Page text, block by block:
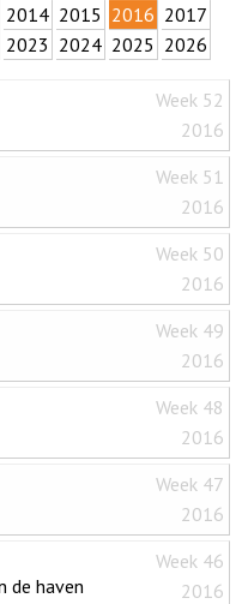
2014 2015 2016 2017
2023 2024 2025 2026
Week 52
2016
Week 51
2016
Week 50
2016
Week 49
2016
Week 48
2016
Week 47
2016
Week 46
2016
de haven